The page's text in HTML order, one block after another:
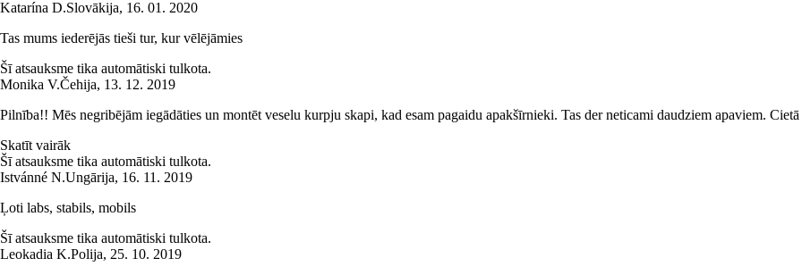
Katarína D.Slovākija, 16. 01. 2020
Tas mums iederējās tieši tur, kur vēlējāmies
Šī atsauksme tika automātiski tulkota.
Monika V.Čehija, 13. 12. 2019
Pilnība!! Mēs negribējām iegādāties un montēt veselu kurpju skapi, kad esam pagaidu apakšīrnieki. Tas der neticami daudziem apaviem.
Skatīt vairāk
Šī atsauksme tika automātiski tulkota.
Istvánné N.Ungārija, 16. 11. 2019
Ļoti labs, stabils, mobils
Šī atsauksme tika automātiski tulkota.
Leokadia K.Polija, 25. 10. 2019